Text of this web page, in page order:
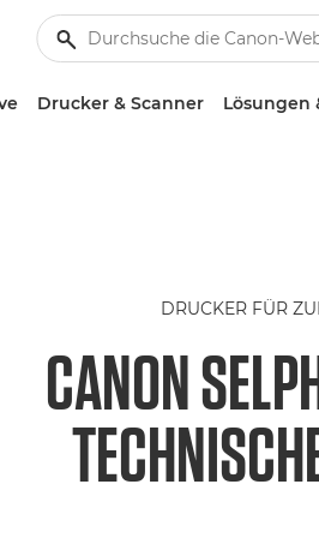
Drucker & Scanner Lösungen
DRUCKER FÜR
CANON